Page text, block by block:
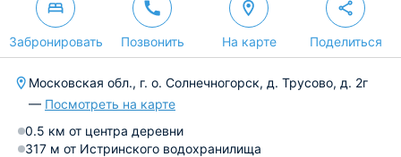
Забронировать Позвонить На карте Поделиться
Московская обл., г. о. Солнечногорск, д. Трусово, д. 2г
— Посмотреть на карте
0.5 км от центра деревни
317 м от Истринского водохранилища